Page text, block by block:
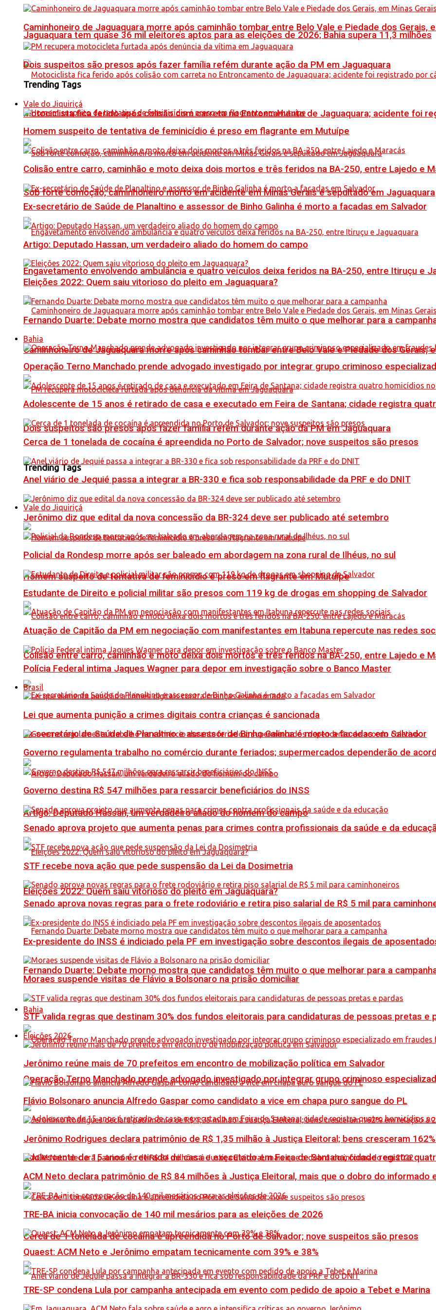
Jaguaquara tem quase 36 mil eleitores aptos para as eleições de 2026; Bahia supera 11,3 milhões
Motociclista fica ferido após colisão com carreta no Entroncamento de Jaguaquara; acidente foi
Sob forte comoção, caminhoneiro morto em acidente em Minas Gerais é sepultado em Jaguaquara
Engavetamento envolvendo ambulância e quatro veículos deixa feridos na BA-250, entre Itiruçu e
Caminhoneiro de Jaguaquara morre após caminhão tombar entre Belo Vale e Piedade dos Gerais,
Dois suspeitos são presos após fazer família refém durante ação da PM em Jaguaquara
Trending Tags
Vale do Jiquiriçá
Homem suspeito de tentativa de feminicídio é preso em flagrante em Mutuípe
Colisão entre carro, caminhão e moto deixa dois mortos e três feridos na BA-250, entre Lajedo e
Ex-secretário de Saúde de Planaltino e assessor de Binho Galinha é morto a facadas em Salvador
Artigo: Deputado Hassan, um verdadeiro aliado do homem do campo
Eleições 2022: Quem saiu vitorioso do pleito em Jaguaquara?
Fernando Duarte: Debate morno mostra que candidatos têm muito o que melhorar para a
Bahia
Operação Terno Manchado prende advogado investigado por integrar grupo criminoso
Adolescente de 15 anos é retirado de casa e executado em Feira de Santana; cidade registra
Cerca de 1 tonelada de cocaína é apreendida no Porto de Salvador; nove suspeitos são presos
Caminhoneiro de Jaguaquara morre após caminhão tombar entre Belo Vale e Piedade dos Gerais,
Dois suspeitos são presos após fazer família refém durante ação da PM em Jaguaquara
Trending Tags
Vale do Jiquiriçá
Homem suspeito de tentativa de feminicídio é preso em flagrante em Mutuípe
Colisão entre carro, caminhão e moto deixa dois mortos e três feridos na BA-250, entre Lajedo e
Ex-secretário de Saúde de Planaltino e assessor de Binho Galinha é morto a facadas em Salvador
Artigo: Deputado Hassan, um verdadeiro aliado do homem do campo
Eleições 2022: Quem saiu vitorioso do pleito em Jaguaquara?
Fernando Duarte: Debate morno mostra que candidatos têm muito o que melhorar para a
Bahia
Operação Terno Manchado prende advogado investigado por integrar grupo criminoso
Adolescente de 15 anos é retirado de casa e executado em Feira de Santana; cidade registra
Cerca de 1 tonelada de cocaína é apreendida no Porto de Salvador; nove suspeitos são presos
Anel viário de Jequié passa a integrar a BR-330 e fica sob responsabilidade da PRF e do DNIT
Jerônimo diz que edital da nova concessão da BR-324 deve ser publicado até setembro
Policial da Rondesp morre após ser baleado em abordagem na zona rural de Ilhéus, no sul
Estudante de Direito e policial militar são presos com 119 kg de drogas em shopping de Salvador
Atuação de Capitão da PM em negociação com manifestantes em Itabuna repercute nas redes
Polícia Federal intima Jaques Wagner para depor em investigação sobre o Banco Master
Brasil
Lei que aumenta punição a crimes digitais contra crianças é sancionada
Governo regulamenta trabalho no comércio durante feriados; supermercados dependerão de
Governo destina R$ 547 milhões para ressarcir beneficiários do INSS
Senado aprova projeto que aumenta penas para crimes contra profissionais da saúde e da
STF recebe nova ação que pede suspensão da Lei da Dosimetria
Senado aprova novas regras para o frete rodoviário e retira piso salarial de R$ 5 mil para
Ex-presidente do INSS é indiciado pela PF em investigação sobre descontos ilegais de
Moraes suspende visitas de Flávio a Bolsonaro na prisão domiciliar
STF valida regras que destinam 30% dos fundos eleitorais para candidaturas de pessoas pretas e
Eleições 2026
Jerônimo reúne mais de 70 prefeitos em encontro de mobilização política em Salvador
Flávio Bolsonaro anuncia Alfredo Gaspar como candidato a vice em chapa puro sangue do PL
Jerônimo Rodrigues declara patrimônio de R$ 1,35 milhão à Justiça Eleitoral; bens cresceram
ACM Neto declara patrimônio de R$ 84 milhões à Justiça Eleitoral, mais que o dobro do informado
TRE-BA inicia convocação de 140 mil mesários para as eleições de 2026
Quaest: ACM Neto e Jerônimo empatam tecnicamente com 39% e 38%
TRE-SP condena Lula por campanha antecipada em evento com pedido de apoio a Tebet e Marina